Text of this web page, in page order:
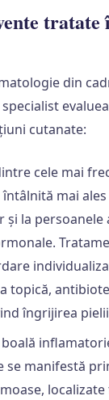
tratate
din
cutanate:
cele mai
mai
și la persoanele
topică,
îngrijirea
boală
se manifestă